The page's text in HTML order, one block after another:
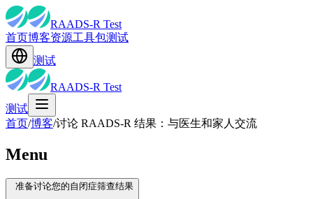
RAADS-R Test
首页博客资源工具包测试
测试
RAADS-R Test
测试
首页/博客/讨论 RAADS-R 结果：与医生和家人交流
Menu
准备讨论您的自闭症筛查结果